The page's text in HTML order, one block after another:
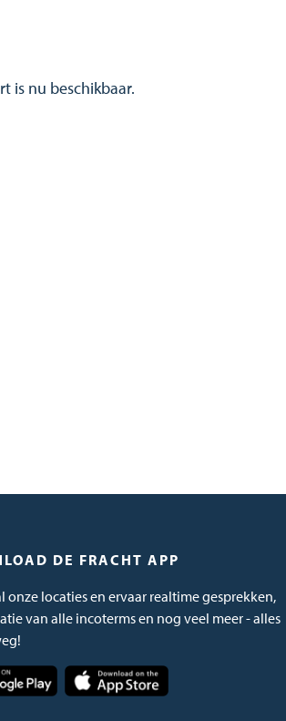
is nu beschikbaar.
DE FRACHT APP
onze locaties en ervaar realtime gesprekken,
van alle incoterms en nog veel meer - alles
Afbeelding